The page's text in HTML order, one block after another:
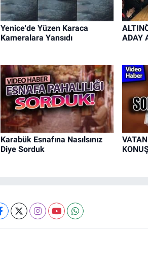
Yenice'de Yüzen Karaca
Kameralara Yansıdı
ADAY
Karabük Esnafına Nasılsınız
Diye Sorduk